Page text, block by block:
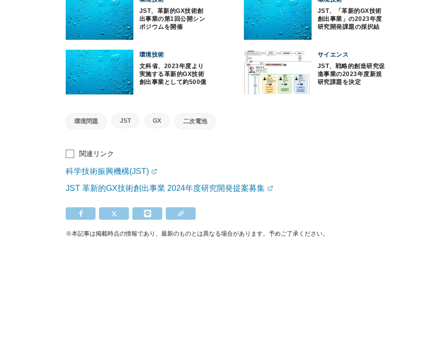
JST、革新的GX技術創
出事業の第1回公開シン
ポジウムを開催
JST、「革新的GX技術
創出事業」の2023年度
研究開発課題の採択結
環境技術
文科省、2023年度より
実施する革新的GX技術
創出事業として約500億
サイエンス
JST、戦略的創造研究促
進事業の2023年度新規
研究課題を決定
環境問題 JST GX 二次電池
関連リンク
科学技術振興機構(JST)
JST 革新的GX技術創出事業 2024年度研究開発提案募集
※本記事は掲載時点の情報であり、最新のものとは異なる場合があります。予めご了承ください。